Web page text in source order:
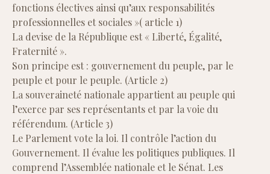
fonctions électives ainsi qu’aux responsabilités
professionnelles et sociales »( article 1)
La devise de la République est « Liberté, Égalité,
Fraternité ».
Son principe est : gouvernement du peuple, par le
peuple et pour le peuple. (Article 2)
La souveraineté nationale appartient au peuple qui
l’exerce par ses représentants et par la voie du
référendum. (Article 3)
Le Parlement vote la loi. Il contrôle l’action du
Gouvernement. Il évalue les politiques publiques. Il
comprend l’Assemblée nationale et le Sénat. Les